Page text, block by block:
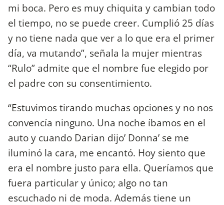
mi boca. Pero es muy chiquita y cambian todo
el tiempo, no se puede creer. Cumplió 25 días
y no tiene nada que ver a lo que era el primer
día, va mutando”, señala la mujer mientras
“Rulo” admite que el nombre fue elegido por
el padre con su consentimiento.
“Estuvimos tirando muchas opciones y no nos
convencía ninguno. Una noche íbamos en el
auto y cuando Darian dijo’ Donna’ se me
iluminó la cara, me encantó. Hoy siento que
era el nombre justo para ella. Queríamos que
fuera particular y único; algo no tan
escuchado ni de moda. Además tiene un